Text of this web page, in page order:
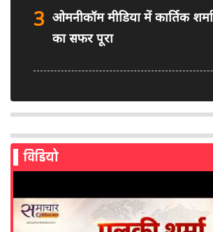
3 ओमनीकॉम मीडिया में कार्तिक
का सफर पूरा
मिलेगी मेटा की ग्लोबल टीम
5 AI से बने फर्जी पोस्ट पर
विडियो